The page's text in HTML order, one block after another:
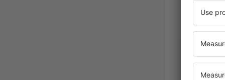
Igor
Februar 2025